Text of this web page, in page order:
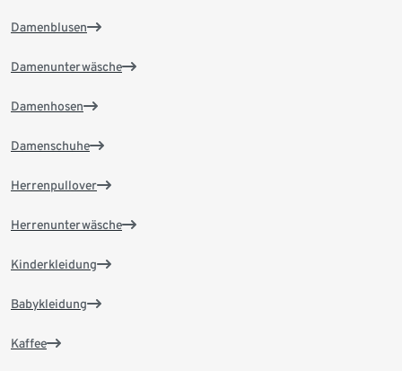
Damenblusen
Damenunterwäsche
Damenhosen
Damenschuhe
Herrenpullover
Herrenunterwäsche
Kinderkleidung
Babykleidung
Kaffee